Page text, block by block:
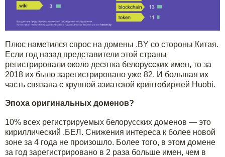
Плюс наметился спрос на домены .BY со стороны Китая.
Если год назад представители этой страны
регистрировали около десятка белорусских имен, то за
2018 их было зарегистрировано уже 82. И большая их
часть связана с крупной азиатской криптобиржей Huobi.
Эпоха оригинальных доменов?
10% всех регистрируемых белорусских доменов — это
кириллический .БЕЛ. Снижения интереса к более новой
зоне за 4 года не произошло. Более того, в этом домене
за год зарегистрировано в 2 раза больше имен, чем в